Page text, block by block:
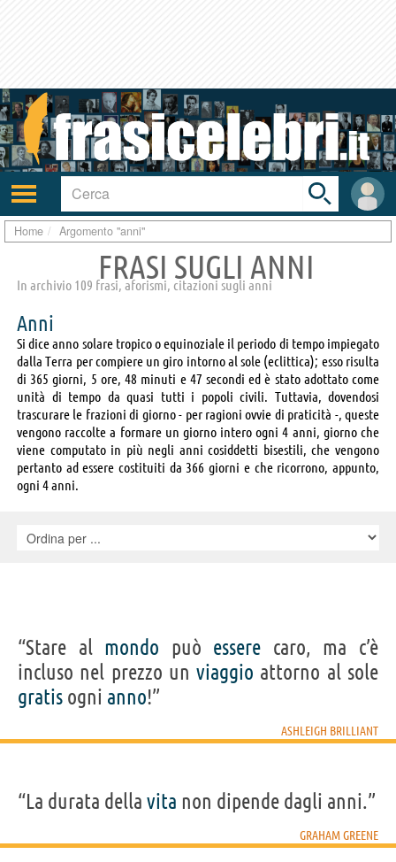
Attiva/disattiva
navigazione
User
area
Toggle
search
bar
Home Argomento "anni"
FRASI SUGLI ANNI
In archivio 109 frasi, aforismi, citazioni sugli anni
Anni
Si dice anno solare tropico o equinoziale il periodo di tempo impiegato
dalla Terra per compiere un giro intorno al sole (eclittica); esso risulta
di 365 giorni, 5 ore, 48 minuti e 47 secondi ed è stato adottato come
unità di tempo da quasi tutti i popoli civili. Tuttavia, dovendosi
trascurare le frazioni di giorno - per ragioni ovvie di praticità -, queste
vengono raccolte a formare un giorno intero ogni 4 anni, giorno che
viene computato in più negli anni cosiddetti bisestili, che vengono
pertanto ad essere costituiti da 366 giorni e che ricorrono, appunto,
ogni 4 anni.
“Stare al mondo può essere caro, ma c’è
incluso nel prezzo unviaggio attorno al sole
gratis ogni anno!”
ASHLEIGH BRILLIANT
“La durata della vita non dipende dagli anni.”
GRAHAM GREENE